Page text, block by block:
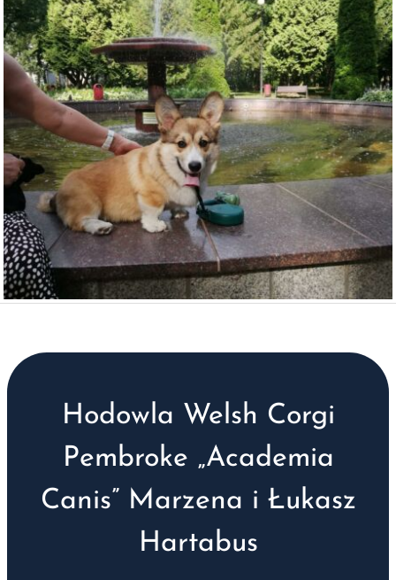
Hodowla Welsh Corgi
Pembroke „Academia
Canis” Marzena i Łukasz
Hartabus